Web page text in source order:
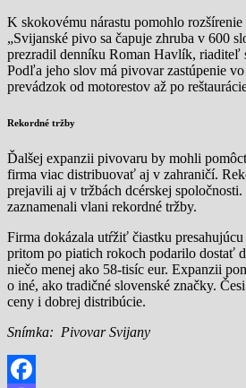
K skokovému nárastu pomohlo rozšírenie
„Svijanské pivo sa čapuje zhruba v 600
prezradil denníku Roman Havlík, riaditeľ
Podľa jeho slov má pivovar zastúpenie
prevádzok od motorestov až po
Rekordné tržby
Ďalšej expanzii pivovaru by mohli
firma viac distribuovať aj v zahraničí.
prejavili aj v tržbách dcérskej
zaznamenali vlani rekordné tržby.
Firma dokázala utŕžiť čiastku
pritom po piatich rokoch podarilo dostať
niečo menej ako 58-tisíc eur. Expanzii
o iné, ako tradičné slovenské značky.
ceny i dobrej distribúcie.
Snímka: Pivovar Svijany